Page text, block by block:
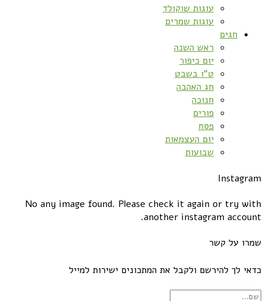
עוגות שוקולד
עוגות שמרים
חגים
ראש השנה
יום כיפור
ט”ו בשבט
חג האהבה
חנוכה
פורים
פסח
יום העצמאות
שבועות
Instagram
No any image found. Please check it again or try with
another instagram account.
שמרו על קשר
כדאי לך להירשם ולקבל את המתכונים ישירות למייל